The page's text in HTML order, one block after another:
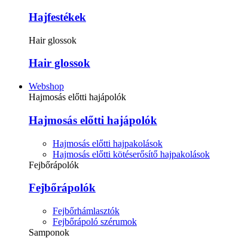
Hajfestékek
Hair glossok
Hair glossok
Webshop
Hajmosás előtti hajápolók
Hajmosás előtti hajápolók
Hajmosás előtti hajpakolások
Hajmosás előtti kötéserősítő hajpakolások
Fejbőrápolók
Fejbőrápolók
Fejbőrhámlasztók
Fejbőrápoló szérumok
Samponok